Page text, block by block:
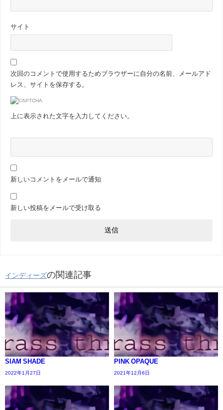
サイト
次回のコメントで使用するためブラウザーに自分の名前、メールアド
レス、サイトを保存する。
上に表示された文字を入力してください。
新しいコメントをメールで通知
新しい投稿をメールで受け取る
インディーズの関連記事
SIAM SHADE
2022年1月27日
PINK OPAQUE
2021年12月6日